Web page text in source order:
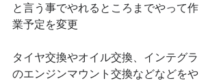
と言う事でやれるところまでやって作
業予定を変更
タイヤ交換やオイル交換、インテグラ
のエンジンマウント交換などなどをや